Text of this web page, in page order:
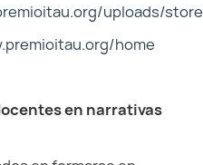
uploads/
home
en narrativas